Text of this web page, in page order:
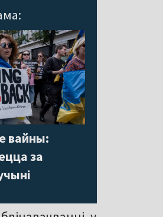
вайны:
за